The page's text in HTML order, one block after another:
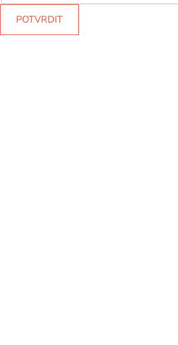
POTVRDIT